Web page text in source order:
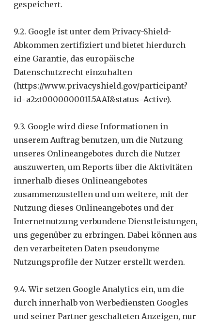
gespeichert.
9.2. Google ist unter dem Privacy-Shield-
Abkommen zertifiziert und bietet hierdurch
eine Garantie, das europäische
Datenschutzrecht einzuhalten
(https://www.privacyshield.gov/participant?
id=a2zt000000001L5AAI&status=Active).
9.3. Google wird diese Informationen in
unserem Auftrag benutzen, um die Nutzung
unseres Onlineangebotes durch die Nutzer
auszuwerten, um Reports über die Aktivitäten
innerhalb dieses Onlineangebotes
zusammenzustellen und um weitere, mit der
Nutzung dieses Onlineangebotes und der
Internetnutzung verbundene Dienstleistungen,
uns gegenüber zu erbringen. Dabei können aus
den verarbeiteten Daten pseudonyme
Nutzungsprofile der Nutzer erstellt werden.
9.4. Wir setzen Google Analytics ein, um die
durch innerhalb von Werbediensten Googles
und seiner Partner geschalteten Anzeigen, nur